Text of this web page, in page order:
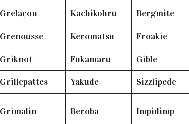
Grelaçon Kachikohru Bergmite
Grenousse Keromatsu Froakie
Griknot Fukamaru Gible
Grillepattes Yakude Sizzlipede
Grimalin Beroba Impidimp